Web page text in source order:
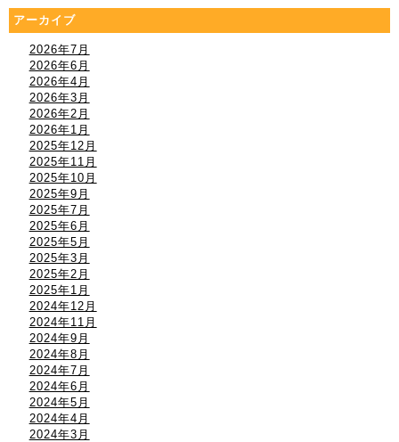
アーカイブ
2026年7月
2026年6月
2026年4月
2026年3月
2026年2月
2026年1月
2025年12月
2025年11月
2025年10月
2025年9月
2025年7月
2025年6月
2025年5月
2025年3月
2025年2月
2025年1月
2024年12月
2024年11月
2024年9月
2024年8月
2024年7月
2024年6月
2024年5月
2024年4月
2024年3月